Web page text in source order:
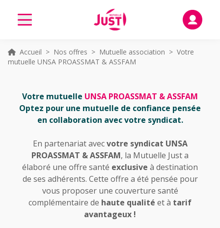
Accueil > Nos offres > Mutuelle association > Votre
mutuelle UNSA PROASSMAT & ASSFAM
Votre mutuelle UNSA PROASSMAT & ASSFAM
Optez pour une mutuelle de confiance pensée
en collaboration avec votre syndicat.
En partenariat avecvotre syndicat UNSA
PROASSMAT & ASSFAM, la Mutuelle Just a
élaboré une offre santé exclusive à destination
de ses adhérents. Cette offre a été pensée pour
vous proposer une couverture santé
complémentaire de haute qualité et à tarif
avantageux !